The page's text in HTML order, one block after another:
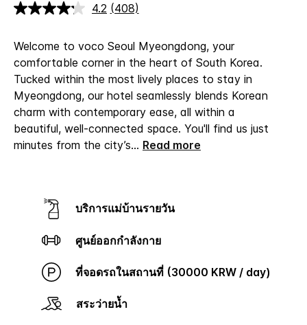
4.2 อ่าน
ลิงก์
หน้า
เดียวกัน
(408)
Welcome to voco Seoul Myeongdong, your
comfortable corner in the heart of South Korea.
Tucked within the most lively places to stay in
Myeongdong, our hotel seamlessly blends Korean
charm with contemporary ease, all within a
beautiful, well-connected space. You'll find us just
minutes from the city’s... Read more
บริการแม่บ้านรายวัน
ศูนย์ออกกำลังกาย
ที่จอดรถในสถานที่ (30000 KRW / day)
สระว่ายน้ำ